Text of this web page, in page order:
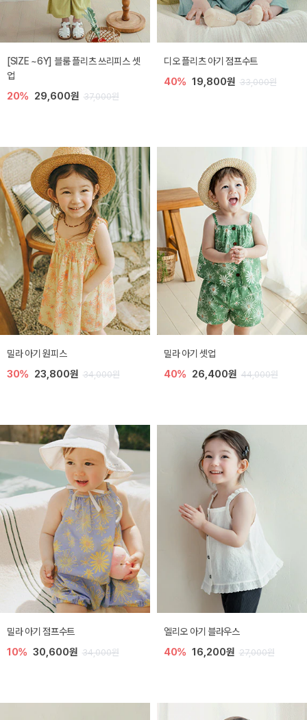
[SIZE ~6Y] 블룸 플리츠 쓰리피스 셋
업
20% 29,600원 37,000원
디오 플리츠 아기 점프수트
40% 19,800원 33,000원
밀라 아기 원피스
30% 23,800원 34,000원
밀라 아기 셋업
40% 26,400원 44,000원
밀라 아기 점프수트
10% 30,600원 34,000원
엘리오 아기 블라우스
40% 16,200원 27,000원